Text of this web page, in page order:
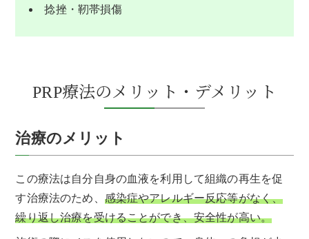
捻挫・靭帯損傷
PRP療法のメリット・デメリット
治療のメリット
この療法は自分自身の血液を利用して組織の再生を促
す治療法のため、 感染症やアレルギー反応等がなく、
繰り返し治療を受けることができ、安全性が高い。